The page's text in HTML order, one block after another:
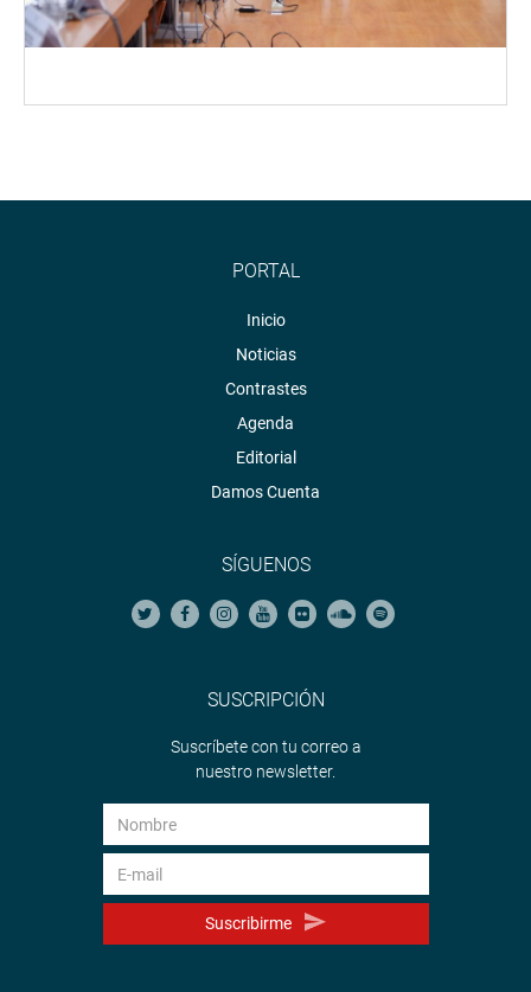
PORTAL
Inicio
Noticias
Contrastes
Agenda
Editorial
Damos Cuenta
SÍGUENOS
SUSCRIPCIÓN
Suscríbete con tu correo a
nuestro newsletter.
Suscribirme